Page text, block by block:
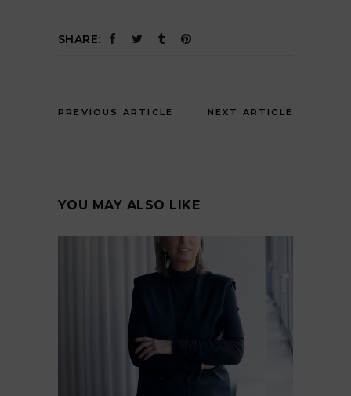
SHARE:
PREVIOUS ARTICLE NEXT ARTICLE
YOU MAY ALSO LIKE